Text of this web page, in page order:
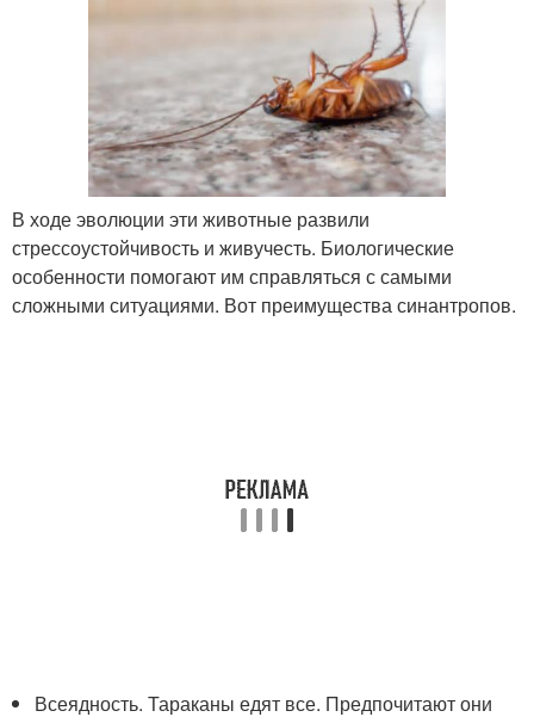
В ходе эволюции эти животные развили
стрессоустойчивость и живучесть. Биологические
особенности помогают им справляться с самыми
сложными ситуациями. Вот преимущества синантропов.
Всеядность. Тараканы едят все. Предпочитают они